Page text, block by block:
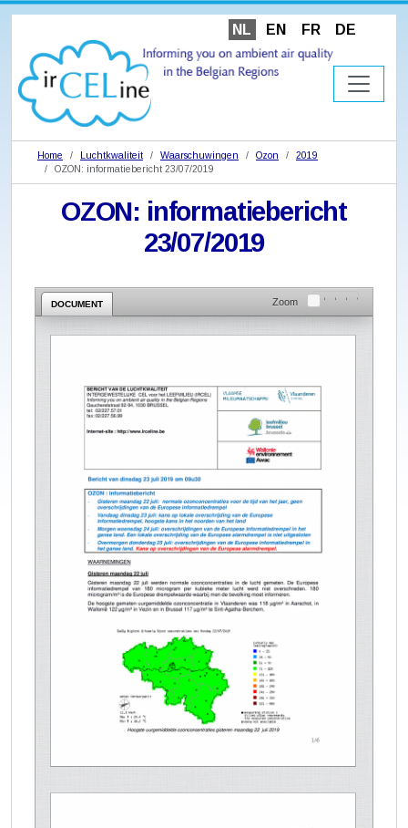
NL EN FR DE
Home Luchtkwaliteit Waarschuwingen Ozon
2019
OZON: informatiebericht 23/07/2019
OZON: informatiebericht
23/07/2019
DOCUMENT Zoom